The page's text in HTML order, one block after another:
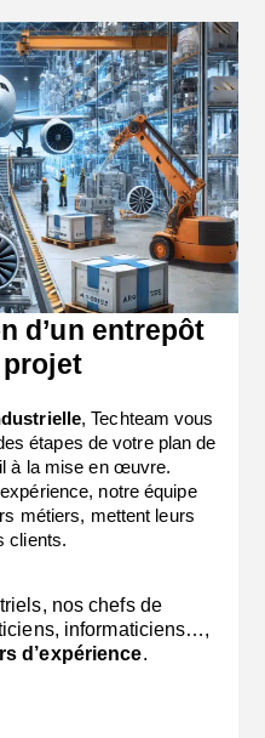
d’un entrepôt
, Techteam vous
étapes de votre plan de
à la mise en œuvre.
notre équipe
métiers, mettent leurs
clients.
nos chefs de
informaticiens…,
d’expérience.